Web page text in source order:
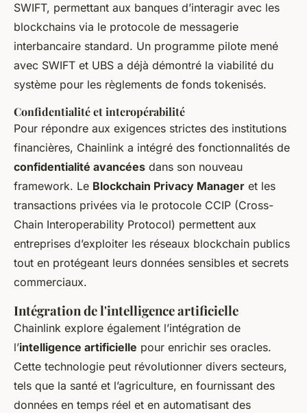
SWIFT, permettant aux banques d’interagir avec les
blockchains via le protocole de messagerie
interbancaire standard. Un programme pilote mené
avec SWIFT et UBS a déjà démontré la viabilité du
système pour les règlements de fonds tokenisés.
Confidentialité et interopérabilité
Pour répondre aux exigences strictes des institutions
financières, Chainlink a intégré des fonctionnalités de
confidentialité avancées dans son nouveau
framework. Le Blockchain Privacy Manager et les
transactions privées via le protocole CCIP (Cross-
Chain Interoperability Protocol) permettent aux
entreprises d’exploiter les réseaux blockchain publics
tout en protégeant leurs données sensibles et secrets
commerciaux.
Intégration de l'intelligence artificielle
Chainlink explore également l’intégration de
l’intelligence artificielle pour enrichir ses oracles.
Cette technologie peut révolutionner divers secteurs,
tels que la santé et l’agriculture, en fournissant des
données en temps réel et en automatisant des